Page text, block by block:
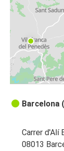
Barcelona
Carrer d'Alí
08013